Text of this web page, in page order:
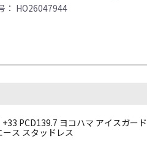
： HO26047944
+33 PCD139.7 ヨコハマ アイスガード
ス スタッドレス